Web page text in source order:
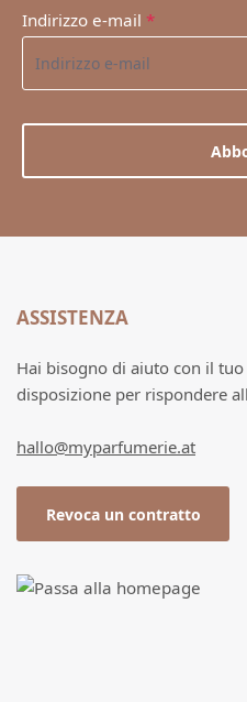
Indirizzo e-mail *
ASSISTENZA
Hai bisogno di aiuto con il
disposizione per rispondere
hallo@myparfumerie.at
Revoca un contratto